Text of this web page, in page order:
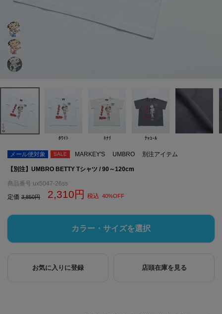
ﾎﾜｲﾄ ｷﾅﾘ ﾁｬｺｰﾙ
メール便対象 SALE MARKEY'S UMBRO 別注アイテム
【別注】UMBRO BETTY Tシャツ / 90～120cm
商品番号 ux5047-26ss
定価 3,850 2,310 税込 40%OFF
カラー・サイズを選択
お気に入りに登録 店頭在庫を見る